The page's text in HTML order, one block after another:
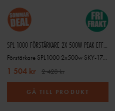
SPL 1000 FÖRSTÄRKARE 2X 500W PEAK EFFEKT EQ SVART
Förstärkare SPL1000 2x500w SKY-178.797
1 504 kr 2 428 kr
GÅ TILL PRODUKT